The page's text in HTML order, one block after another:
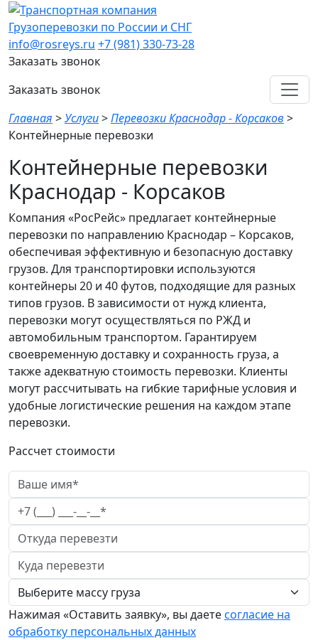
Грузоперевозки по России и СНГ
info@rosreys.ru +7 (981) 330-73-28
Заказать звонок
Заказать звонок
Главная >Услуги>Перевозки Краснодар - Корсаков>
Контейнерные перевозки
Контейнерные перевозки
Краснодар - Корсаков
Компания «РосРейс» предлагает контейнерные
перевозки по направлению Краснодар – Корсаков,
обеспечивая эффективную и безопасную доставку
грузов. Для транспортировки используются
контейнеры 20 и 40 футов, подходящие для разных
типов грузов. В зависимости от нужд клиента,
перевозки могут осуществляться по РЖД и
автомобильным транспортом. Гарантируем
своевременную доставку и сохранность груза, а
также адекватную стоимость перевозки. Клиенты
могут рассчитывать на гибкие тарифные условия и
удобные логистические решения на каждом этапе
перевозки.
Рассчет стоимости
Нажимая «Оставить заявку», вы даетесогласие на
обработку персональных данных